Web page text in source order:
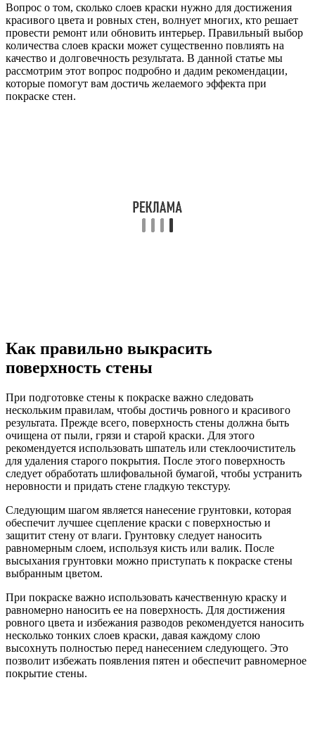
Вопрос о том, сколько слоев краски нужно для достижения
красивого цвета и ровных стен, волнует многих, кто решает
провести ремонт или обновить интерьер. Правильный выбор
количества слоев краски может существенно повлиять на
качество и долговечность результата. В данной статье мы
рассмотрим этот вопрос подробно и дадим рекомендации,
которые помогут вам достичь желаемого эффекта при
покраске стен.
Как правильно выкрасить
поверхность стены
При подготовке стены к покраске важно следовать
нескольким правилам, чтобы достичь ровного и красивого
результата. Прежде всего, поверхность стены должна быть
очищена от пыли, грязи и старой краски. Для этого
рекомендуется использовать шпатель или стеклоочиститель
для удаления старого покрытия. После этого поверхность
следует обработать шлифовальной бумагой, чтобы устранить
неровности и придать стене гладкую текстуру.
Следующим шагом является нанесение грунтовки, которая
обеспечит лучшее сцепление краски с поверхностью и
защитит стену от влаги. Грунтовку следует наносить
равномерным слоем, используя кисть или валик. После
высыхания грунтовки можно приступать к покраске стены
выбранным цветом.
При покраске важно использовать качественную краску и
равномерно наносить ее на поверхность. Для достижения
ровного цвета и избежания разводов рекомендуется наносить
несколько тонких слоев краски, давая каждому слою
высохнуть полностью перед нанесением следующего. Это
позволит избежать появления пятен и обеспечит равномерное
покрытие стены.